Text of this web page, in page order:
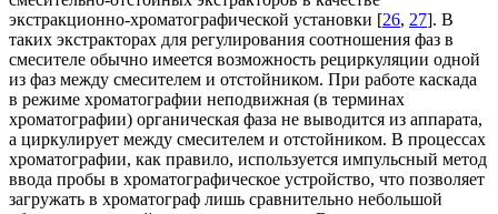
экстракционно-хроматографической установки [26, 27]. В
таких экстракторах для регулирования соотношения фаз в
смесителе обычно имеется возможность рециркуляции одной
из фаз между смесителем и отстойником. При работе каскада
в режиме хроматографии неподвижная (в терминах
хроматографии) органическая фаза не выводится из аппарата,
а циркулирует между смесителем и отстойником. В процессах
хроматографии, как правило, используется импульсный метод
ввода пробы в хроматографическое устройство, что позволяет
загружать в хроматограф лишь сравнительно небольшой